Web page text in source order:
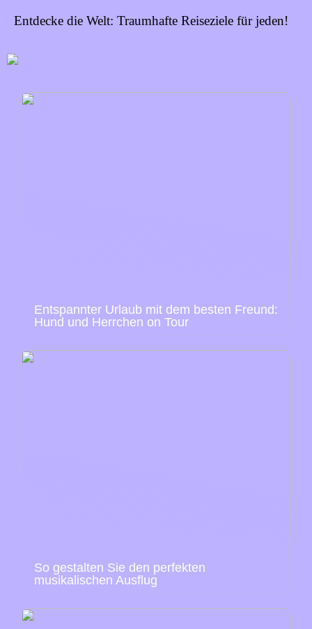
Entdecke die Welt: Traumhafte Reiseziele für jeden!
Entspannter Urlaub mit dem besten Freund:
Hund und Herrchen on Tour
So gestalten Sie den perfekten
musikalischen Ausflug